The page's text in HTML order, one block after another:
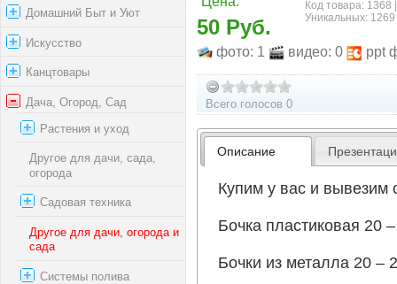
Домашний Быт и Уют
Искусство
Канцтовары
Дача, Огород, Сад
Растения и уход
Другое для дачи, сада,
огорода
Садовая техника
Другое для дачи, огорода и
сада
Системы полива
50 Руб.
Код товара: 1368
Уникальных: 1269
фото: 1 видео: 0 ppt
Всего голосов 0
Описание
Купим у вас и вывезим
Бочка пластиковая 20
Бочки из металла 20 –